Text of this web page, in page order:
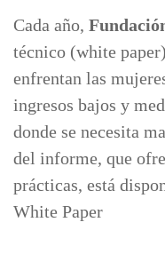
Cada año,
técnico (white
enfrentan las
ingresos bajos y
donde se necesita
del informe, que
prácticas, está
White Paper